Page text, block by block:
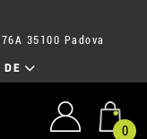
35100 Padova
DE
0